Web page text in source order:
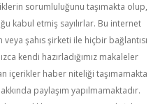
sorumluluğunu taşımakta olup,
kabul etmiş sayılırlar. Bu internet
şahıs şirketi ile hiçbir bağlantısı
kendi hazırladığımız makaleler
içerikler haber niteliği taşımamakta
paylaşım yapılmamaktadır.